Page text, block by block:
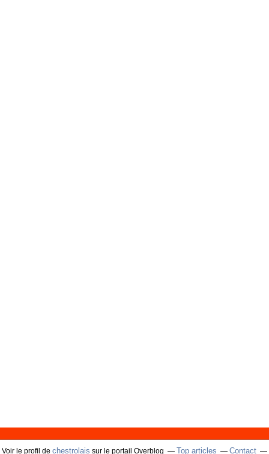
Voir le profil de chestrolais sur le portail Overblog Top articles Contact